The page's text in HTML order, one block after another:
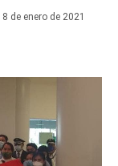
de enero de 2021